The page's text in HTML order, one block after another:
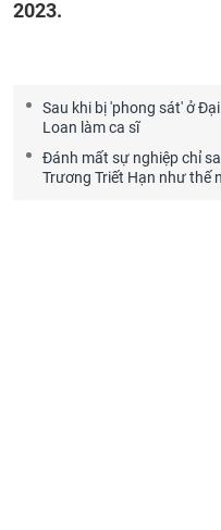
2023.
Sau khi bị 'phong sát' ở
Loan làm ca sĩ
Đánh mất sự nghiệp chỉ
Trương Triết Hạn như thế